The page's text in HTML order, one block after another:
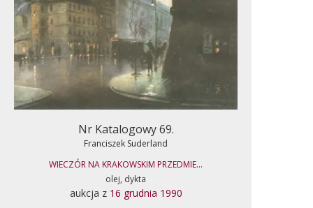
Nr Katalogowy 69.
Franciszek Suderland
WIECZÓR NA KRAKOWSKIM PRZEDMIE...
olej, dykta
aukcja z 16 grudnia 1990